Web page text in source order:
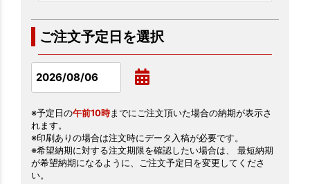
ご注文予定日を選択
※予定日の午前10時までにご注文頂いた場合の納期が表示さ
れます。
※印刷ありの場合は注文時にデータ入稿が必要です。
※希望納期に対する注文期限を確認したい場合は、 最短納期
が希望納期になるように、ご注文予定日を変更してくださ
い。